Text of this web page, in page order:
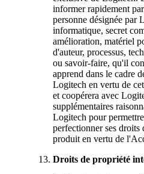
informer rapidement
personne désignée par
informatique, secret
amélioration, matériel
d'auteur, processus,
ou savoir-faire, qu'il
apprend dans le cadre
Logitech en vertu de
et coopérera avec
supplémentaires
Logitech pour
perfectionner ses droits
produit en vertu de
Droits de propriété